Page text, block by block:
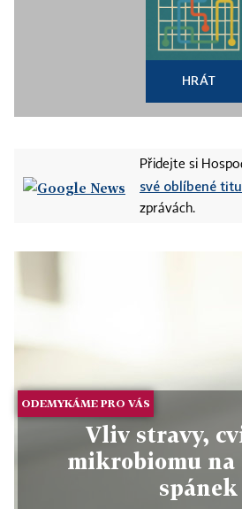
HRÁT
Přidejte si
své oblíbené
zprávách.
ODEMYKÁME PRO VÁS
Vliv stravy,
mikrobiomu na
spánek